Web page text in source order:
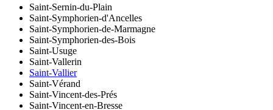
Saint-Sernin-du-Plain
Saint-Symphorien-d'Ancelles
Saint-Symphorien-de-Marmagne
Saint-Symphorien-des-Bois
Saint-Usuge
Saint-Vallerin
Saint-Vallier
Saint-Vérand
Saint-Vincent-des-Prés
Saint-Vincent-en-Bresse